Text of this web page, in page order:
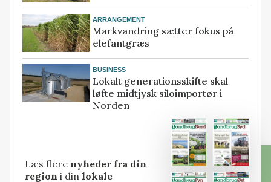
ARRANGEMENT
Markvandring sætter fokus på
elefantgræs
BUSINESS
Lokalt generationsskifte skal
løfte midtjysk siloimportør i
Norden
Læs flere nyheder fra din
region i dinlokale